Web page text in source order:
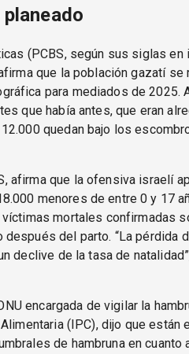
(PCBS, según sus siglas en
que la población gazatí se
para mediados de 2025.
que había antes, que eran
quedan bajo los
afirma que la ofensiva israelí
menores de entre 0 y 17
mortales confirmadas
del parto. “La pérdida
declive de la tasa de
encargada de vigilar la
(IPC), dijo que están
de hambruna en cuanto